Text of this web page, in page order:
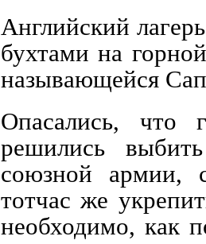
Английский
бухтами на
называющейся
Опасались, что
решились
союзной армии,
тотчас же
необходимо, как